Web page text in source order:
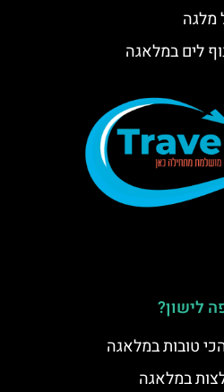
מלגה
לים במלאגה
לישון?
טובות במלאגה
במלאגה